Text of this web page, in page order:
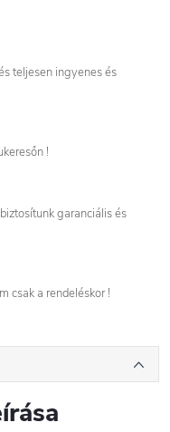
teljesen ingyenes és
!
garanciális és
csak a rendeléskor !